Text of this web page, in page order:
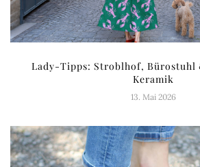
Lady-Tipps: Stroblhof, Bürostuhl
Keramik
13. Mai 2026